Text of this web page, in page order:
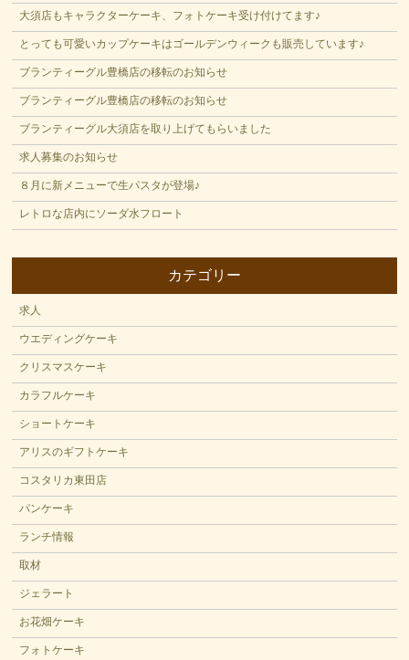
大須店もキャラクターケーキ、フォトケーキ受け付けてます♪
とっても可愛いカップケーキはゴールデンウィークも販売しています♪
ブランティーグル豊橋店の移転のお知らせ
ブランティーグル豊橋店の移転のお知らせ
ブランティーグル大須店を取り上げてもらいました
求人募集のお知らせ
８月に新メニューで生パスタが登場♪
レトロな店内にソーダ水フロート
カテゴリー
求人
ウエディングケーキ
クリスマスケーキ
カラフルケーキ
ショートケーキ
アリスのギフトケーキ
コスタリカ東田店
パンケーキ
ランチ情報
取材
ジェラート
お花畑ケーキ
フォトケーキ